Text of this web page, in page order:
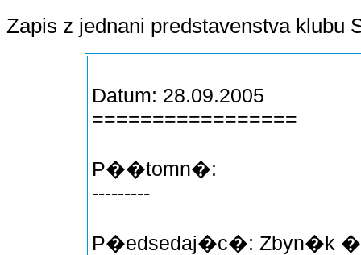
Zapis z jednani predstavenstva klubu
Datum: 28.09.2005
=================
P��tomn�:
---------
P�edsedaj�c�: Zbyn�k